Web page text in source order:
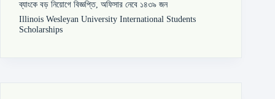
ব্যাংকে বড় নিয়োগে বিজ্ঞপ্তি, অফিসার নেবে ১৪৩৯ জন
Illinois Wesleyan University International Students
Scholarships